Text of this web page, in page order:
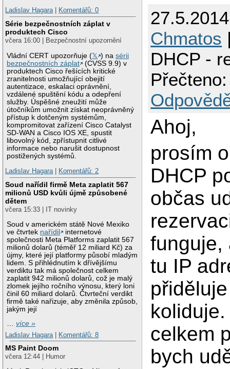
Ladislav Hagara| Komentářů: 0
Série bezpečnostních záplat v
produktech Cisco
včera 16:00 | Bezpečnostní upozornění
Vládní CERT upozorňuje (𝕏 ) nasérii
bezpečnostních záplat
(CVSS 9.9) v
produktech Cisco řešících kritické
zranitelnosti umožňující obejití
autentizace, eskalaci oprávnění,
vzdálené spuštění kódu a odepření
služby. Úspěšné zneužití může
útočníkům umožnit získat neoprávněný
přístup k dotčeným systémům,
kompromitovat zařízení Cisco Catalyst
SD-WAN a Cisco IOS XE, spustit
libovolný kód, zpřístupnit citlivé
informace nebo narušit dostupnost
postižených systémů.
Ladislav Hagara| Komentářů: 2
Soud nařídil firmě Meta zaplatit 567
milionů USD kvůli újmě způsobené
dětem
včera 15:33 | IT novinky
Soud v americkém státě Nové Mexiko
ve čtvrtek nařídil
internetové
společnosti Meta Platforms zaplatit 567
milionů dolarů (téměř 12 miliard Kč) za
újmy, které její platformy působí mladým
lidem. S přihlédnutím k dřívějšímu
verdiktu tak má společnost celkem
zaplatit 942 milionů dolarů, což je malý
zlomek jejího ročního výnosu, který loni
činil 60 miliard dolarů. Čtvrteční verdikt
firmě také nařizuje, aby změnila způsob,
jakým její
…více »
Ladislav Hagara
Komentářů: 8
MS Paint Doom
včera 12:44 | Humor
Chmatos
DHCP -
Ahoj,
prosím
DHCP
občas
funguje,
tu IP
celkem
bych